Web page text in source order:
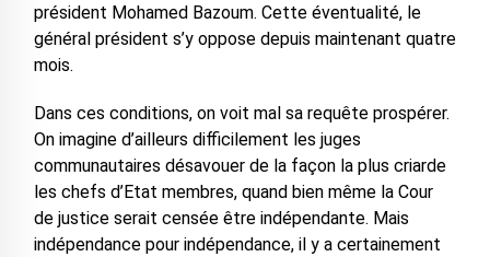
président Mohamed Bazoum. Cette éventualité, le
général président s’y oppose depuis maintenant quatre
mois.
Dans ces conditions, on voit mal sa requête prospérer.
On imagine d’ailleurs difficilement les juges
communautaires désavouer de la façon la plus criarde
les chefs d’Etat membres, quand bien même la Cour
de justice serait censée être indépendante. Mais
indépendance pour indépendance, il y a certainement